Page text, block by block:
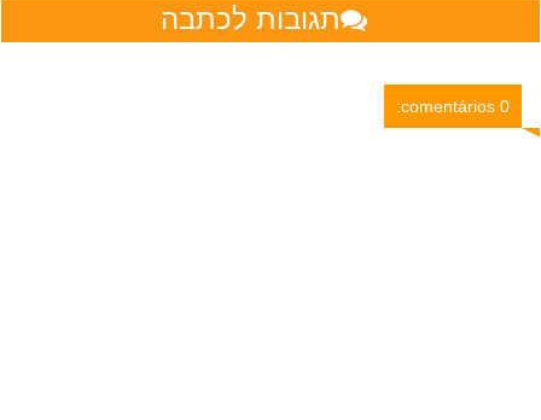
תגובות לכתבה
0 comentários: